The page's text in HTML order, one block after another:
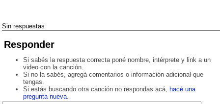
Sin respuestas
Responder
Si sabés la respuesta correcta poné nombre, intérprete y link a un
video con la canción.
Si no la sabés, agregá comentarios o información adicional que
tengas.
Si estás buscando otra canción no respondas acá, hacé una
pregunta nueva.